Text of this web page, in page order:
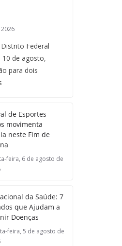
Federal
10 de agosto,
para dois
de Esportes
movimenta
neste Fim de
feira, 6 de agosto de
da Saúde: 7
que Ajudam a
Doenças
feira, 5 de agosto de